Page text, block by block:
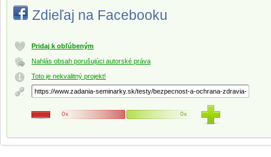
Zdieľaj na Facebooku
Pridaj k obľúbeným
Nahlás obsah porušujúci autorské práva
Toto je nekvalitný projekt!
0x 0x